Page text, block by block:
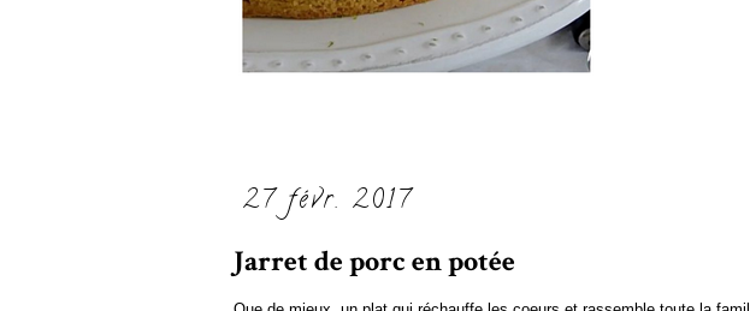
27 févr. 2017
Jarret de porc en potée